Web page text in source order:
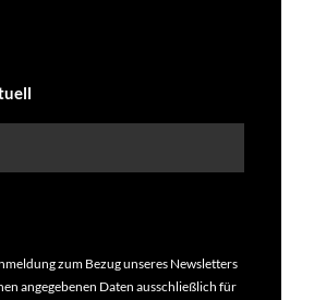
zum Bezug unseres Newsletters
angegebenen Daten ausschließlich für